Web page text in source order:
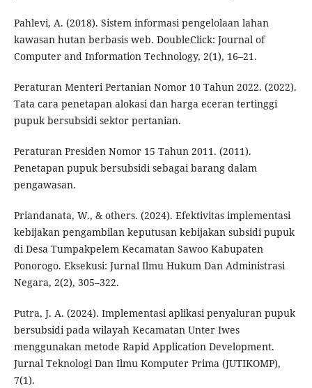
Pahlevi, A. (2018). Sistem informasi pengelolaan lahan
kawasan hutan berbasis web. DoubleClick: Journal of
Computer and Information Technology, 2(1), 16–21.
Peraturan Menteri Pertanian Nomor 10 Tahun 2022. (2022).
Tata cara penetapan alokasi dan harga eceran tertinggi
pupuk bersubsidi sektor pertanian.
Peraturan Presiden Nomor 15 Tahun 2011. (2011).
Penetapan pupuk bersubsidi sebagai barang dalam
pengawasan.
Priandanata, W., & others. (2024). Efektivitas implementasi
kebijakan pengambilan keputusan kebijakan subsidi pupuk
di Desa Tumpakpelem Kecamatan Sawoo Kabupaten
Ponorogo. Eksekusi: Jurnal Ilmu Hukum Dan Administrasi
Negara, 2(2), 305–322.
Putra, J. A. (2024). Implementasi aplikasi penyaluran pupuk
bersubsidi pada wilayah Kecamatan Unter Iwes
menggunakan metode Rapid Application Development.
Jurnal Teknologi Dan Ilmu Komputer Prima (JUTIKOMP),
7(1).